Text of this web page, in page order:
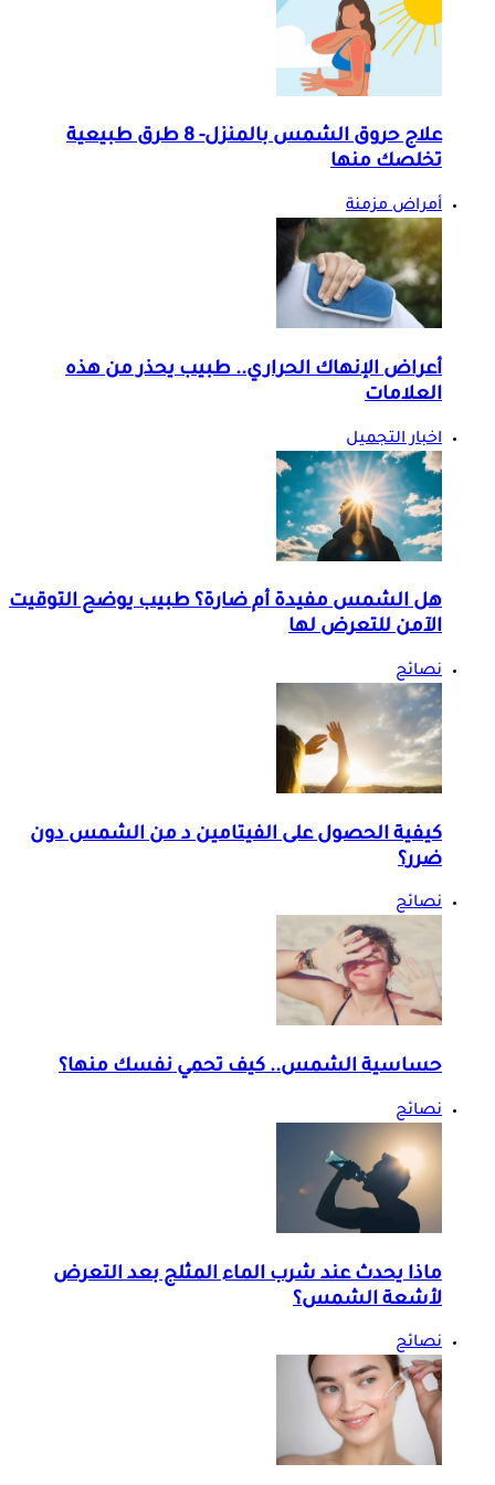
علاج حروق الشمس بالمنزل- 8 طرق طبيعية
تخلصك منها
أمراض مزمنة
أعراض الإنهاك الحراري.. طبيب يحذر من هذه
العلامات
اخبار التجميل
هل الشمس مفيدة أم ضارة؟ طبيب يوضح التوقيت
الآمن للتعرض لها
نصائح
كيفية الحصول على الفيتامين د من الشمس دون
ضرر؟
نصائح
حساسية الشمس.. كيف تحمي نفسك منها؟
نصائح
ماذا يحدث عند شرب الماء المثلج بعد التعرض
لأشعة الشمس؟
نصائح